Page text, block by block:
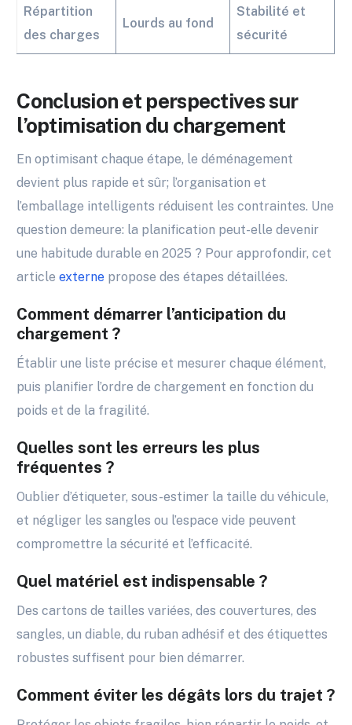
Répartition
des charges
Lourds au fond
Stabilité et
sécurité
Conclusion et perspectives sur
l’optimisation du chargement
En optimisant chaque étape, le déménagement
devient plus rapide et sûr; l’organisation et
l’emballage intelligents réduisent les contraintes. Une
question demeure: la planification peut-elle devenir
une habitude durable en 2025 ? Pour approfondir, cet
articleexterne propose des étapes détaillées.
Comment démarrer l’anticipation du
chargement ?
Établir une liste précise et mesurer chaque élément,
puis planifier l’ordre de chargement en fonction du
poids et de la fragilité.
Quelles sont les erreurs les plus
fréquentes ?
Oublier d’étiqueter, sous-estimer la taille du véhicule,
et négliger les sangles ou l’espace vide peuvent
compromettre la sécurité et l’efficacité.
Quel matériel est indispensable ?
Des cartons de tailles variées, des couvertures, des
sangles, un diable, du ruban adhésif et des étiquettes
robustes suffisent pour bien démarrer.
Comment éviter les dégâts lors du trajet ?